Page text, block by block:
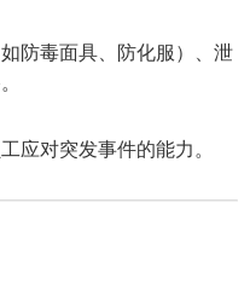
防毒面具、防化服）、泄
应对突发事件的能力。